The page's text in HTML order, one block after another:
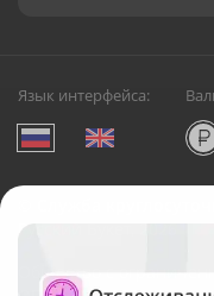
Язык интерфейса:
Служба
Русский Букет, 2026
Общество с